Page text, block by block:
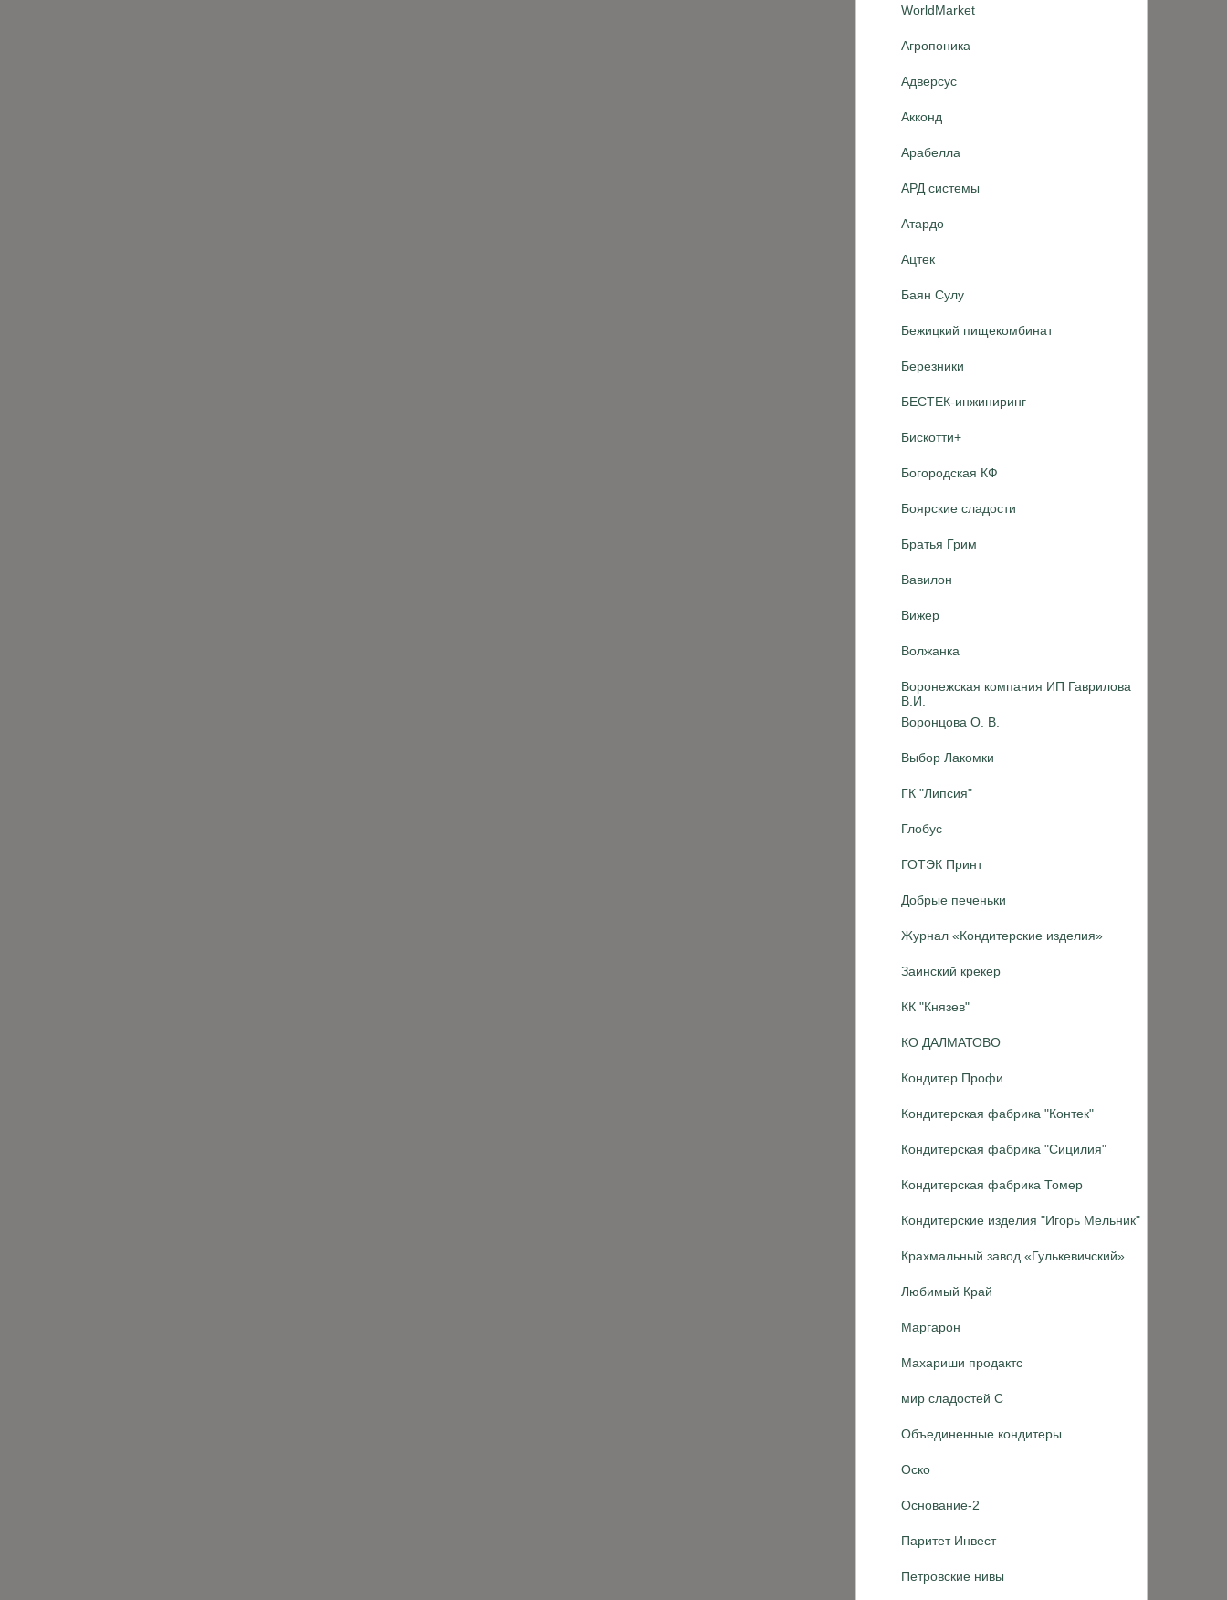
WorldMarket
Агропоника
Адверсус
Акконд
Арабелла
АРД системы
Атардо
Ацтек
Баян Сулу
Бежицкий пищекомбинат
Березники
БЕСТЕК-инжиниринг
Бискотти+
Богородская КФ
Боярские сладости
Братья Грим
Вавилон
Вижер
Волжанка
Воронежская компания ИП Гаврилова
В.И.
Воронцова О. В.
Выбор Лакомки
ГК "Липсия"
Глобус
ГОТЭК Принт
Добрые печеньки
Журнал «Кондитерские изделия»
Заинский крекер
КК "Князев"
КО ДАЛМАТОВО
Кондитер Профи
Кондитерская фабрика "Контек"
Кондитерская фабрика "Сицилия"
Кондитерская фабрика Томер
Кондитерские изделия "Игорь Мельник"
Крахмальный завод «Гулькевичский»
Любимый Край
Маргарон
Махариши продактс
мир сладостей С
Объединенные кондитеры
Оско
Основание-2
Паритет Инвест
Петровские нивы